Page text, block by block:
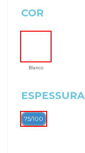
COR
Blanco
ESPESSURA
75/100